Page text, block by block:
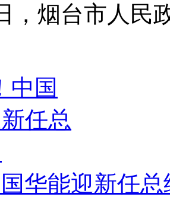
，烟台市人民
华能迎新任